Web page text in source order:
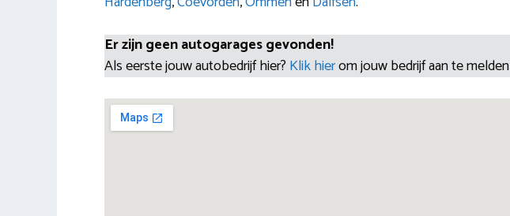
Er zijn geen autogarages gevonden!
Als eerste jouw autobedrijf hier? Klik hierom jouw bedrijf aan te melden